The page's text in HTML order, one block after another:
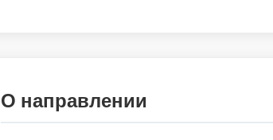
О направлении